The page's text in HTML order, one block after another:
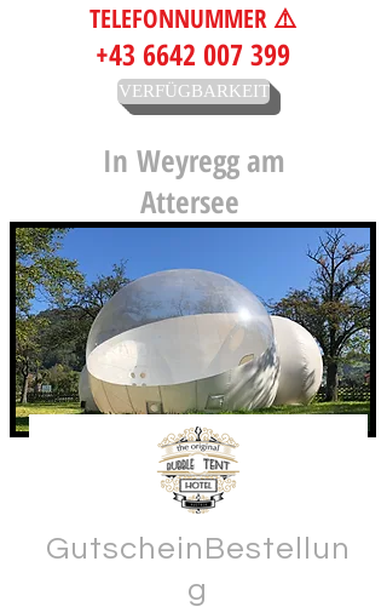
TELEFONNUMMER ⚠️
+43 6642 007 399
VERFÜGBARKEIT
In Weyregg am
Attersee
GutscheinBestellun
g